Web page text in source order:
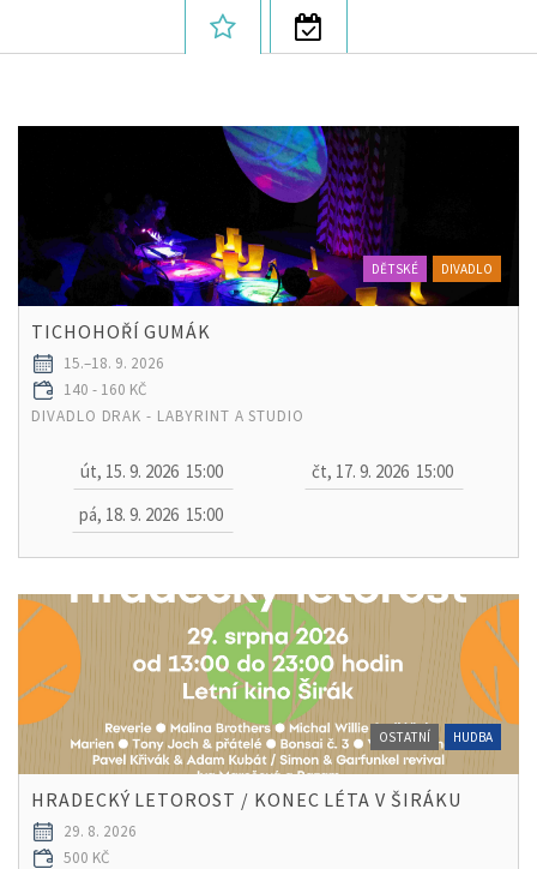
DĚTSKÉ DIVADLO
TICHOHOŘÍ GUMÁK
15.–18. 9. 2026
140 - 160 KČ
DIVADLO DRAK - LABYRINT A STUDIO
út, 15. 9. 2026 15:00 čt, 17. 9. 2026 15:00
pá, 18. 9. 2026 15:00
OSTATNÍ HUDBA
HRADECKÝ LETOROST / KONEC LÉTA V ŠIRÁKU
29. 8. 2026
500 KČ